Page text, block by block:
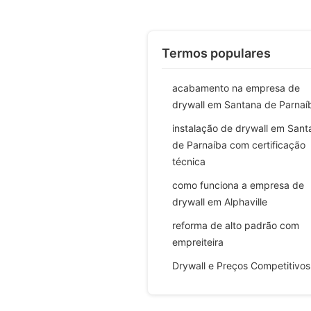
Termos populares
acabamento na empresa de
drywall em Santana de
instalação de drywall em
de Parnaíba com certificação
técnica
como funciona a empresa de
drywall em Alphaville
reforma de alto padrão com
empreiteira
Drywall e Preços Competitivos